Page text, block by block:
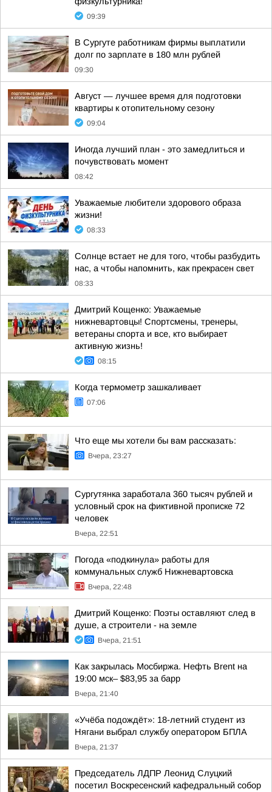
09:39
В Сургуте работникам фирмы выплатили
долг по зарплате в 180 млн рублей
09:30
Август — лучшее время для подготовки
квартиры к отопительному сезону
09:04
Иногда лучший план - это замедлиться и
почувствовать момент
08:42
Уважаемые любители здорового образа
жизни!
08:33
Солнце встает не для того, чтобы разбудить
нас, а чтобы напомнить, как прекрасен свет
08:33
Дмитрий Кощенко: Уважаемые
нижневартовцы! Спортсмены, тренеры,
ветераны спорта и все, кто выбирает
активную жизнь!
08:15
Когда термометр зашкаливает
07:06
Что еще мы хотели бы вам рассказать:
Вчера, 23:27
Сургутянка заработала 360 тысяч рублей и
условный срок на фиктивной прописке 72
человек
Вчера, 22:51
Погода «подкинула» работы для
коммунальных служб Нижневартовска
Вчера, 22:48
Дмитрий Кощенко: Поэты оставляют след в
душе, а строители - на земле
Вчера, 21:51
Как закрылась Мосбиржа. Нефть Brent на
19:00 мск– $83,95 за барр
Вчера, 21:40
«Учёба подождёт»: 18-летний студент из
Нягани выбрал службу оператором БПЛА
Вчера, 21:37
Председатель ЛДПР Леонид Слуцкий
посетил Воскресенский кафедральный собор